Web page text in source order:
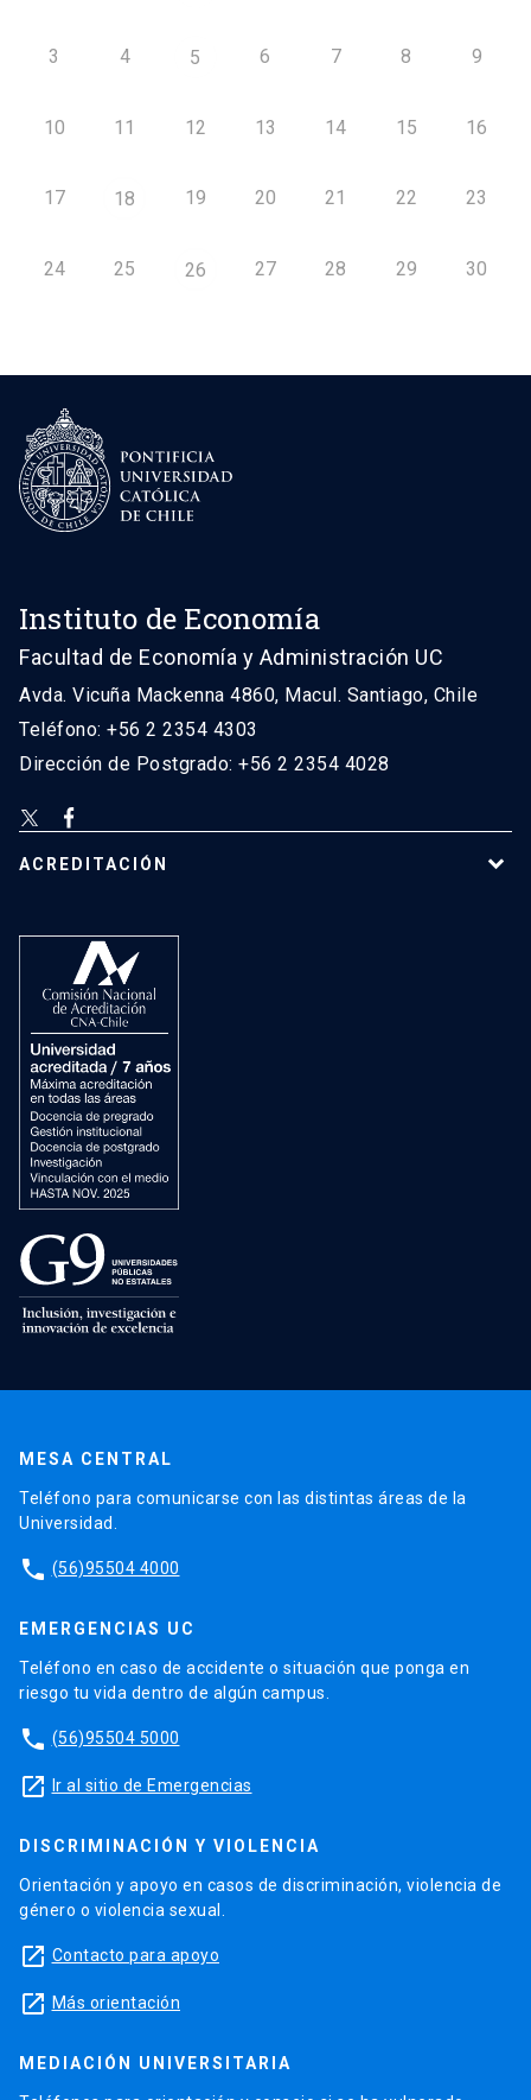
3 4 5 6 7 8 9
10 11 12 13 14 15 16
17 18 19 20 21 22 23
24 25 26 27 28 29 30
Instituto de Economía
Facultad de Economía y Administración UC
Avda. Vicuña Mackenna 4860, Macul. Santiago, Chile
Teléfono: +56 2 2354 4303
Dirección de Postgrado: +56 2 2354 4028
ACREDITACIÓN
MESA CENTRAL
Teléfono para comunicarse con las distintas áreas de la
Universidad.
phone (56)95504 4000
EMERGENCIAS UC
Teléfono en caso de accidente o situación que ponga en
riesgo tu vida dentro de algún campus.
phone (56)95504 5000
launch Ir al sitio de Emergencias
DISCRIMINACIÓN Y VIOLENCIA
Orientación y apoyo en casos de discriminación, violencia de
género o violencia sexual.
launch Contacto para apoyo
launch Más orientación
MEDIACIÓN UNIVERSITARIA